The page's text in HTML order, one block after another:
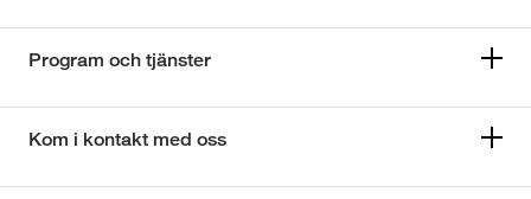
Program och tjänster
Kom i kontakt med oss